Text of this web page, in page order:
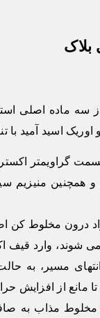
بلاک
قسمت گراویمتر
و همچنین
درون مخلوط کن
وارد قیف
انتهای مسیر،
مانع از افزایش
مذاب به